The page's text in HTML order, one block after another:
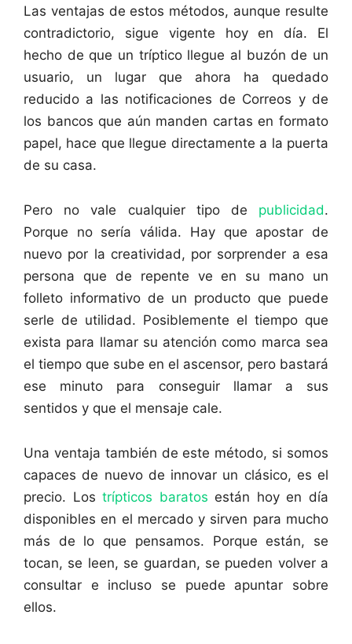
Las ventajas de estos métodos, aunque resulte
contradictorio, sigue vigente hoy en día. El
hecho de que un tríptico llegue al buzón de un
usuario, un lugar que ahora ha quedado
reducido a las notificaciones de Correos y de
los bancos que aún manden cartas en formato
papel, hace que llegue directamente a la puerta
de su casa.
Pero no vale cualquier tipo de publicidad.
Porque no sería válida. Hay que apostar de
nuevo por la creatividad, por sorprender a esa
persona que de repente ve en su mano un
folleto informativo de un producto que puede
serle de utilidad. Posiblemente el tiempo que
exista para llamar su atención como marca sea
el tiempo que sube en el ascensor, pero bastará
ese minuto para conseguir llamar a sus
sentidos y que el mensaje cale.
Una ventaja también de este método, si somos
capaces de nuevo de innovar un clásico, es el
precio. Lostrípticos baratos están hoy en día
disponibles en el mercado y sirven para mucho
más de lo que pensamos. Porque están, se
tocan, se leen, se guardan, se pueden volver a
consultar e incluso se puede apuntar sobre
ellos.